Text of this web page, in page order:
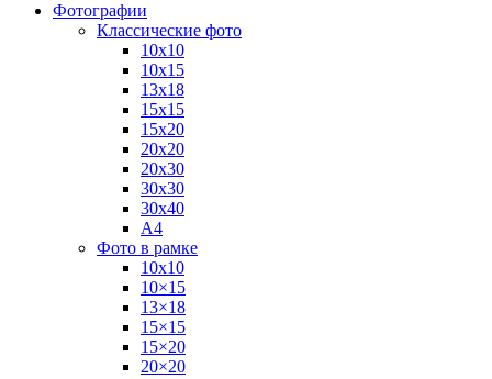
Фотографии
Классические фото
10х10
10х15
13х18
15х15
15х20
20х20
20х30
30х30
30х40
А4
Фото в рамке
10х10
10×15
13×18
15×15
15×20
20×20